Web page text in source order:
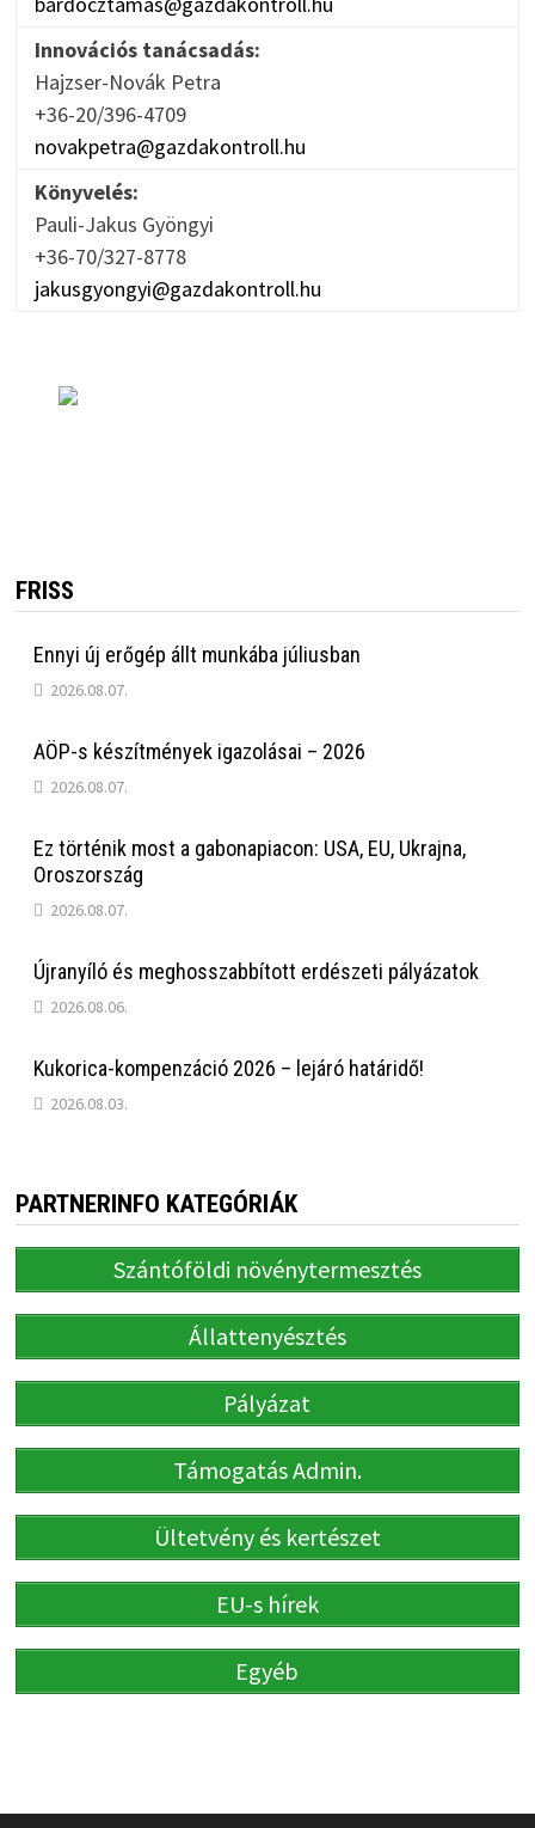
Innovációs tanácsadás:
Hajzser-Novák Petra
+36-20/396-4709
novakpetra@gazdakontroll.hu
Könyvelés:
Pauli-Jakus Gyöngyi
+36-70/327-8778
jakusgyongyi@gazdakontroll.hu
FRISS
Ennyi új erőgép állt munkába júliusban
2026.08.07.
AÖP-s készítmények igazolásai – 2026
2026.08.07.
Ez történik most a gabonapiacon: USA, EU, Ukrajna,
Oroszország
2026.08.07.
Újranyíló és meghosszabbított erdészeti pályázatok
2026.08.06.
Kukorica-kompenzáció 2026 – lejáró határidő!
2026.08.03.
PARTNERINFO KATEGÓRIÁK
Szántóföldi növénytermesztés
Állattenyésztés
Pályázat
Támogatás Admin.
Ültetvény és kertészet
EU-s hírek
Egyéb